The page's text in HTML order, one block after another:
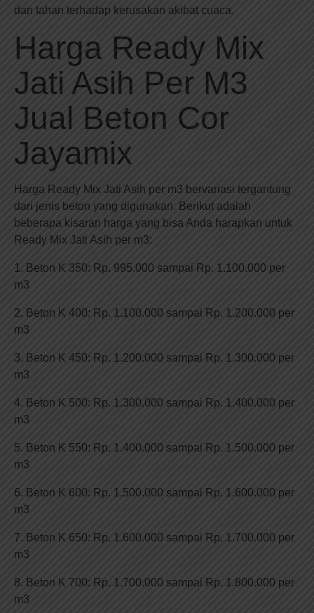
dan tahan terhadap kerusakan akibat cuaca.
Harga Ready Mix
Jati Asih Per M3
Jual Beton Cor
Jayamix
Harga Ready Mix Jati Asih per m3 bervariasi tergantung
dari jenis beton yang digunakan. Berikut adalah
beberapa kisaran harga yang bisa Anda harapkan untuk
Ready Mix Jati Asih per m3:
1. Beton K 350: Rp. 995.000 sampai Rp. 1.100.000 per
m3
2. Beton K 400: Rp. 1.100.000 sampai Rp. 1.200.000 per
m3
3. Beton K 450: Rp. 1.200.000 sampai Rp. 1.300.000 per
m3
4. Beton K 500: Rp. 1.300.000 sampai Rp. 1.400.000 per
m3
5. Beton K 550: Rp. 1.400.000 sampai Rp. 1.500.000 per
m3
6. Beton K 600: Rp. 1.500.000 sampai Rp. 1.600.000 per
m3
7. Beton K 650: Rp. 1.600.000 sampai Rp. 1.700.000 per
m3
8. Beton K 700: Rp. 1.700.000 sampai Rp. 1.800.000 per
m3